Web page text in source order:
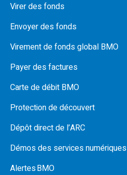
Virer des fonds
Envoyer des fonds
Virement de fonds global BMO
Payer des factures
Carte de débit BMO
Protection de découvert
Dépôt direct de l’ARC
Démos des services numériques
Alertes BMO